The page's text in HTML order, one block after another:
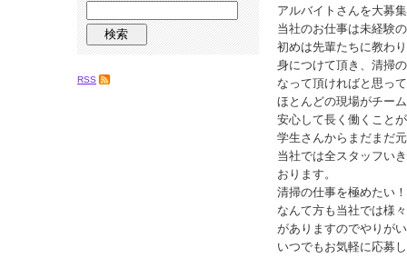
アルバイトさんを大募
当社のお仕事は未経験
初めは先輩たちに教わ
身につけて頂き、清掃
なって頂ければと思っ
ほとんどの現場がチー
安心して長く働くこと
学生さんからまだまだ
当社では全スタッフい
おります。
清掃の仕事を極めたい
なんて方も当社では様
がありますのでやりが
いつでもお気軽に応募
RSS